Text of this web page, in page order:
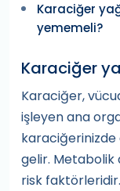
Karaciğer
yememeli?
Karaciğer
Karaciğer,
işleyen ana
karaciğerinizde
gelir.
risk